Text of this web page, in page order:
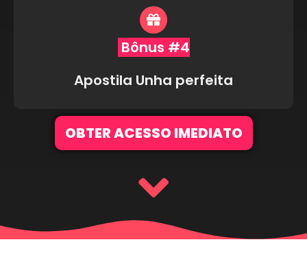
Bônus #4
Apostila Unha perfeita
OBTER ACESSO IMEDIATO